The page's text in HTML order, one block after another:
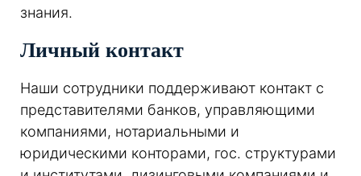
знания.
Личный контакт
Наши сотрудники поддерживают контакт с
представителями банков, управляющими
компаниями, нотариальными и
юридическими конторами, гос. структурами